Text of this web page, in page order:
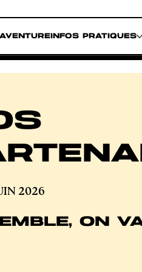
INFOS PRATIQUES
2026
ON